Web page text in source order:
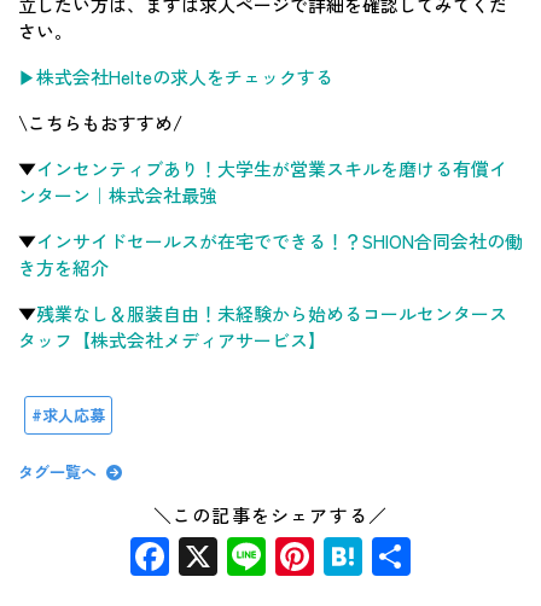
さい。
▶株式会社Helteの求人をチェックする
\こちらもおすすめ/
▼インセンティブあり！大学生が営業スキルを磨ける有償イ
ンターン｜株式会社最強
▼インサイドセールスが在宅でできる！？SHION合同会社の働
き方を紹介
▼残業なし＆服装自由！未経験から始めるコールセンタース
タッフ【株式会社メディアサービス】
求人応募
タグ一覧へ
＼この記事をシェアする／
Facebook
X LinePinterest
Hatena